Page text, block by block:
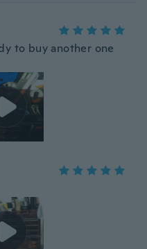
to buy another one